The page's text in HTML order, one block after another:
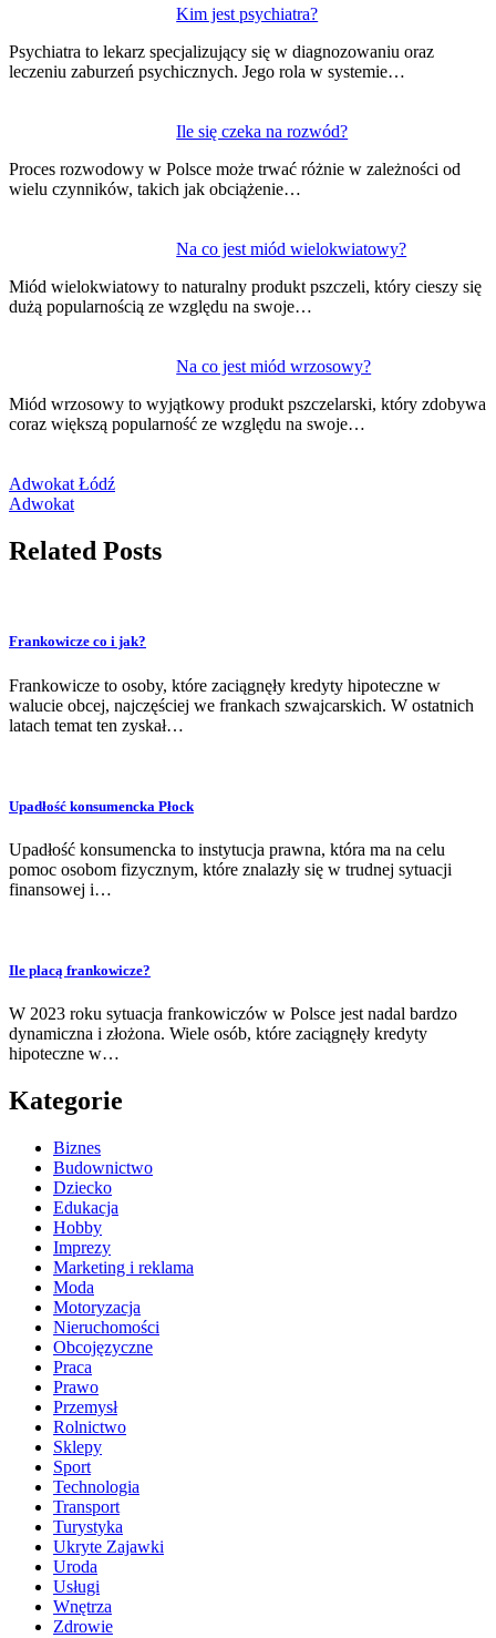
Kim jest psychiatra?
Psychiatra to lekarz specjalizujący się w diagnozowaniu oraz
leczeniu zaburzeń psychicznych. Jego rola w systemie…
Ile się czeka na rozwód?
Proces rozwodowy w Polsce może trwać różnie w zależności od
wielu czynników, takich jak obciążenie…
Na co jest miód wielokwiatowy?
Miód wielokwiatowy to naturalny produkt pszczeli, który cieszy się
dużą popularnością ze względu na swoje…
Na co jest miód wrzosowy?
Miód wrzosowy to wyjątkowy produkt pszczelarski, który zdobywa
coraz większą popularność ze względu na swoje…
Adwokat Łódź
Adwokat
Related Posts
Frankowicze co i jak?
Frankowicze to osoby, które zaciągnęły kredyty hipoteczne w
walucie obcej, najczęściej we frankach szwajcarskich. W ostatnich
latach temat ten zyskał…
Upadłość konsumencka Płock
Upadłość konsumencka to instytucja prawna, która ma na celu
pomoc osobom fizycznym, które znalazły się w trudnej sytuacji
finansowej i…
Ile placą frankowicze?
W 2023 roku sytuacja frankowiczów w Polsce jest nadal bardzo
dynamiczna i złożona. Wiele osób, które zaciągnęły kredyty
hipoteczne w…
Kategorie
Biznes
Budownictwo
Dziecko
Edukacja
Hobby
Imprezy
Marketing i reklama
Moda
Motoryzacja
Nieruchomości
Obcojęzyczne
Praca
Prawo
Przemysł
Rolnictwo
Sklepy
Sport
Technologia
Transport
Turystyka
Ukryte Zajawki
Uroda
Usługi
Wnętrza
Zdrowie